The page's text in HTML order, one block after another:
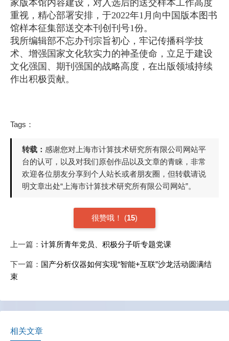
家版本馆内容建设，对入选后的送交样本工作高度
重视，精心部署安排，于2022年1月向中国版本图书
馆样本征集部送交本刊创刊号1份。
我所编辑部不忘办刊宗旨初心，牢记传播科学技
术、增强国家文化软实力的神圣使命，立足于建设
文化强国、期刊强国的战略高度，在出版领域持续
作出积极贡献。
Tags：
转载： 感谢您对上海市计算技术研究所有限公司网站平
台的认可，以及对我们原创作品以及文章的青睐，非常
欢迎各位朋友分享到个人站长或者朋友圈，但转载请说
明文章出处“上海市计算技术研究所有限公司网站”。
很赞哦！ (15)
上一篇： 计算所青年党员、积极分子听专题党课
下一篇： 国产分析仪器如何实现“智能+互联”沙龙活动圆满结
束
相关文章